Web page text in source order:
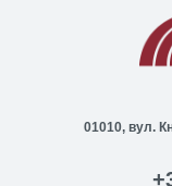
01010, вул.